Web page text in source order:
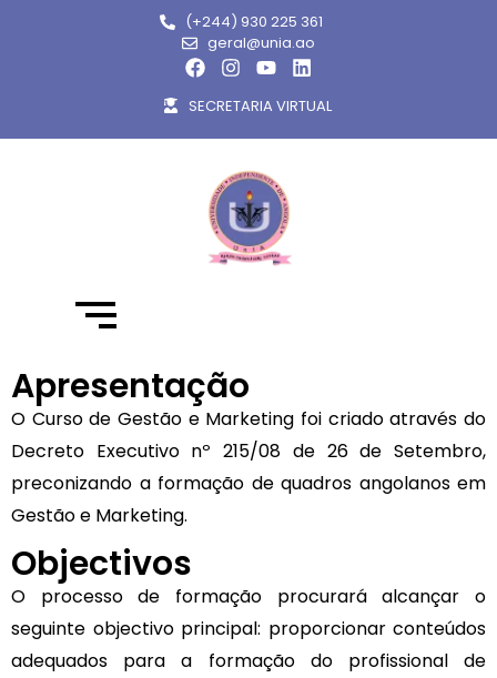
(+244) 930 225 361
geral@unia.ao
SECRETARIA VIRTUAL
Apresentação
O Curso de Gestão e Marketing foi criado através do
Decreto Executivo nº 215/08 de 26 de Setembro,
preconizando a formação de quadros angolanos em
Gestão e Marketing.
Objectivos
O processo de formação procurará alcançar o
seguinte objectivo principal: proporcionar conteúdos
adequados para a formação do profissional de